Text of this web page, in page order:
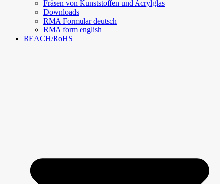
Fräsen von Kunststoffen und Acrylglas
Downloads
RMA Formular deutsch
RMA form english
REACH/RoHS